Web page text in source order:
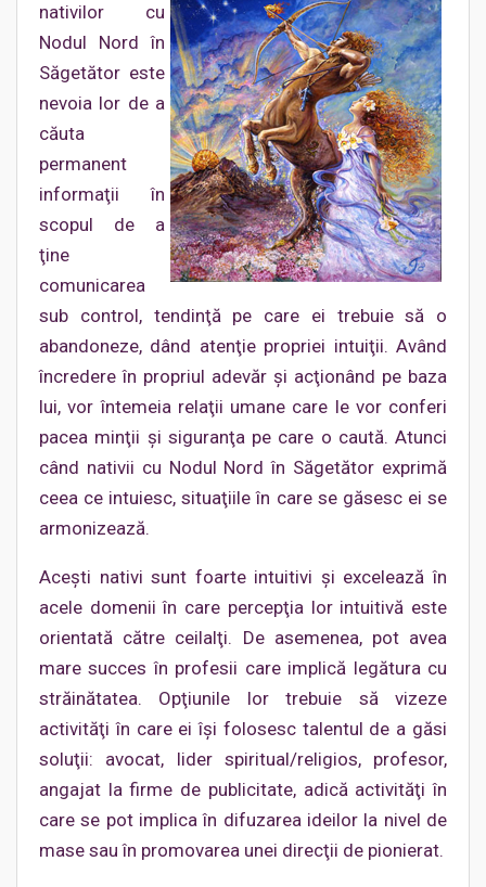
nativilor cu
Nodul Nord în
Săgetător este
nevoia lor de a
căuta
permanent
informaţii în
scopul de a
ţine
comunicarea
sub control, tendinţă pe care ei trebuie să o
abandoneze, dând atenţie propriei intuiţii. Având
încredere în propriul adevăr şi acţionând pe baza
lui, vor întemeia relaţii umane care le vor conferi
pacea minţii şi siguranţa pe care o caută. Atunci
când nativii cu Nodul Nord în Săgetător exprimă
ceea ce intuiesc, situaţiile în care se găsesc ei se
armonizează.
Aceşti nativi sunt foarte intuitivi şi excelează în
acele domenii în care percepţia lor intuitivă este
orientată către ceilalţi. De asemenea, pot avea
mare succes în profesii care implică legătura cu
străinătatea. Opţiunile lor trebuie să vizeze
activităţi în care ei îşi folosesc talentul de a găsi
soluţii: avocat, lider spiritual/religios, profesor,
angajat la firme de publicitate, adică activităţi în
care se pot implica în difuzarea ideilor la nivel de
mase sau în promovarea unei direcţii de pionierat.